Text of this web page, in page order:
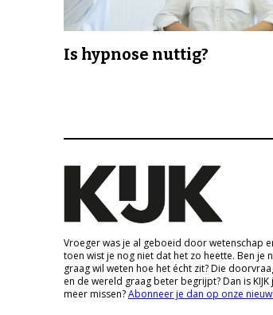
Is hypnose nuttig?
Vroeger was je al geboeid door wetenschap
toen wist je nog niet dat het zo heette. Ben je
graag wil weten hoe het écht zit? Die
en de wereld graag beter begrijpt? Dan is
meer missen?Abonneer je dan op onze